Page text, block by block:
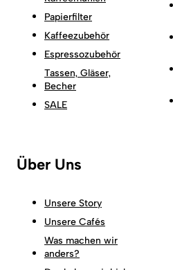
Papierfilter
Kaffeezubehör
Espressozubehör
Tassen, Gläser,
Becher
SALE
Über Uns
Unsere Story
Unsere Cafés
Was machen wir
anders?